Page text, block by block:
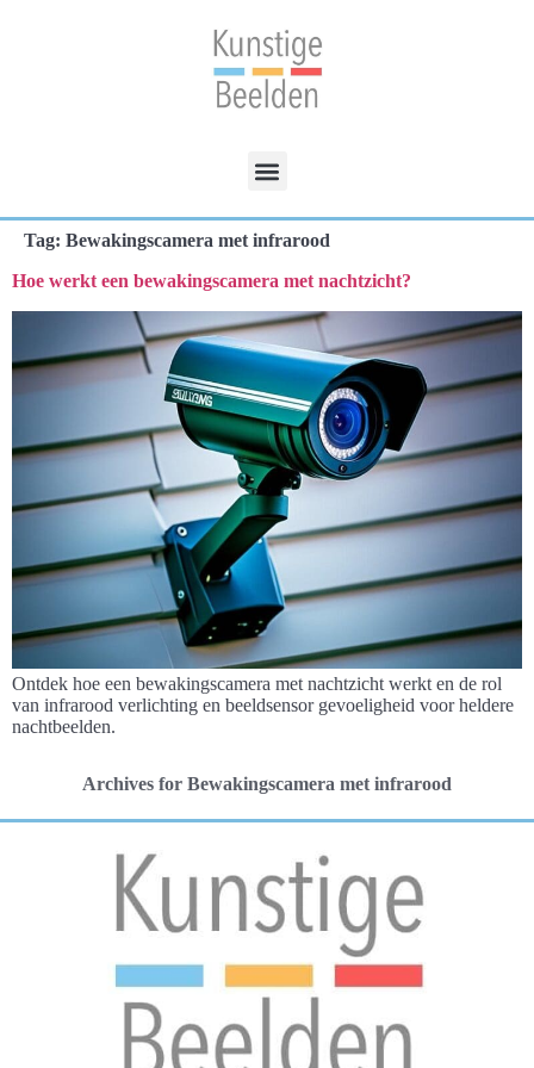
Tag: Bewakingscamera met infrarood
Hoe werkt een bewakingscamera met nachtzicht?
Ontdek hoe een bewakingscamera met nachtzicht werkt en de rol
van infrarood verlichting en beeldsensor gevoeligheid voor heldere
nachtbeelden.
Archives for Bewakingscamera met infrarood